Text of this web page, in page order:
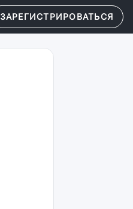
ЗАРЕГИСТРИРОВАТЬСЯ